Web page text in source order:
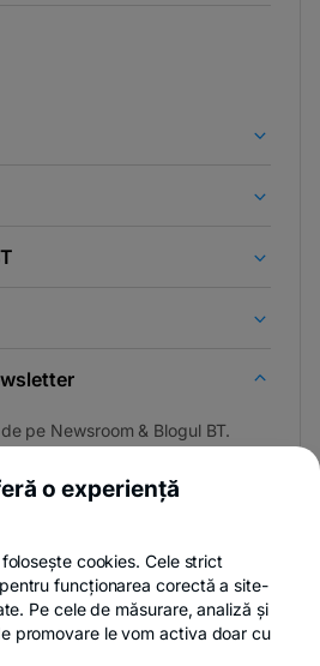
pe Newsroom & Blogul BT.
de confidențialitatePolitica de cookies
o experiență
cookies. Cele strict
funcționarea corectă a site-
Pe cele de măsurare, analiză și
promovare le vom activa doar cu